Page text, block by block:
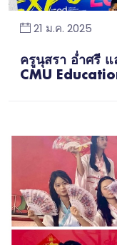
21 ม.ค. 2025
ครูนุสรา อ่ำศรี
CMU